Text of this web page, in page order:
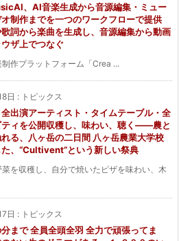
、AI音楽生成から音源編集・ミュー
制作までを一つのワークフローで提供
詞から楽曲を生成し、音源編集から動画
ザ上でつなぐ
作プラットフォーム「Crea ...
日 : トピックス
全出演アーティスト・タイムテーブル・全
ティを公開収穫し、味わい、聴く——農と
る、八ヶ岳の二日間 八ヶ岳農業大学校
た、“Cultivent”という新しい祭典
を収穫し、自分で焼いたピザを味わい、木
日 : トピックス
分まで 全員全頭全羽 全力で頑張ってま